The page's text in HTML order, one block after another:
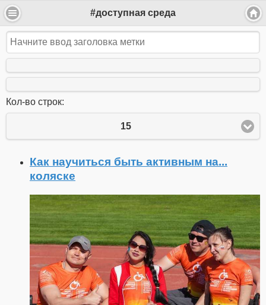
#доступная среда
Кол-во строк:
15
Как научиться быть активным на...
коляске